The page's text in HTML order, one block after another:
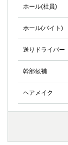
ホール(社員)
ホール(バイト)
送りドライバー
幹部候補
ヘアメイク